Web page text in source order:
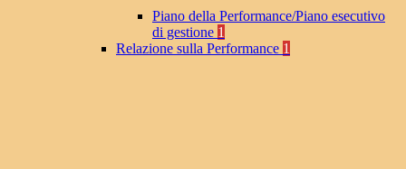
Piano della Performance/Piano esecutivo
di gestione 1
Relazione sulla Performance 1